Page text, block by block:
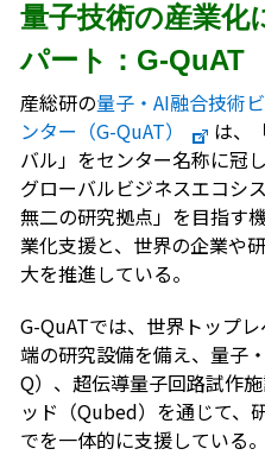
量子技術の産業化
パート：G-QuAT
産総研の量子・AI融合技術
ンター（G-QuAT）
は、
バル」をセンター名称に冠
グローバルビジネスエコシ
無二の研究拠点」を目指す
業化支援と、世界の企業や
大を推進している。
G-QuATでは、世界トップ
端の研究設備を備え、量子
Q）、超伝導量子回路試作
ッド（Qubed）を通じて、
でを一体的に支援している